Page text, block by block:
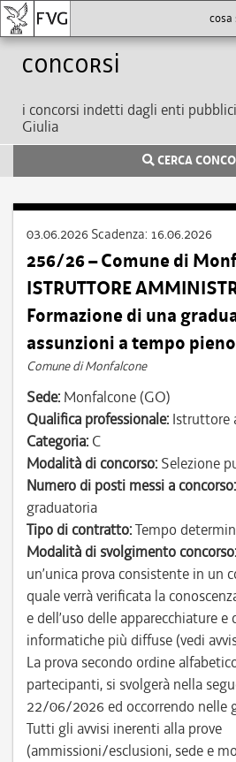
Concorsi
i concorsi indetti dagli enti
Giulia
CERCA
03.06.2026 Scadenza: 16.06.2026
256/26 – Comune di
ISTRUTTORE
Formazione di una
assunzioni a tempo
Comune di Monfalcone
Sede: Monfalcone (GO)
Qualifica professionale: Istruttore
Categoria: C
Modalità di concorso: Selezione
Numero di posti messi a concorso:
graduatoria
Tipo di contratto:Tempo
Modalità di svolgimento concorso:
un’unica prova consistente in un
quale verrà verificata la
e dell’uso delle apparecchiature e
informatiche più diffuse (vedi
La prova secondo ordine
partecipanti, si svolgerà nella
22/06/2026 ed occorrendo nelle
Tutti gli avvisi inerenti alla prove
(ammissioni/esclusioni, sede e